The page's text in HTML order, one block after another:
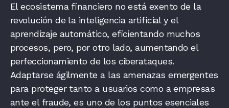
El ecosistema financiero no está exento de la
revolución de la inteligencia artificial y el
aprendizaje automático, eficientando muchos
procesos, pero, por otro lado, aumentando el
perfeccionamiento de los ciberataques.
Adaptarse ágilmente a las amenazas emergentes
para proteger tanto a usuarios como a empresas
ante el fraude, es uno de los puntos esenciales